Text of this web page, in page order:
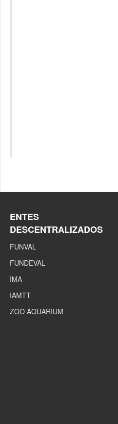
ENTES
DESCENTRALIZADOS
FUNVAL
FUNDEVAL
IMA
IAMTT
ZOO AQUARIUM